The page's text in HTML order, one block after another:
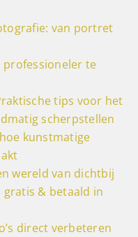
van portret
professioneler te
tips voor het
scherpstellen
kunstmatige
wereld van dichtbij
& betaald in
direct verbeteren